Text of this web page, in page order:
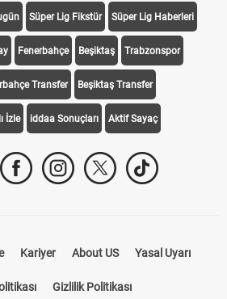
Süper Lig Fikstür Süper Lig Haberleri
Fenerbahçe Beşiktaş Trabzonspor
Transfer Beşiktaş Transfer
İzle iddaa Sonuçları Aktif Sayaç
Kariyer About US Yasal Uyarı
Gizlilik Politikası